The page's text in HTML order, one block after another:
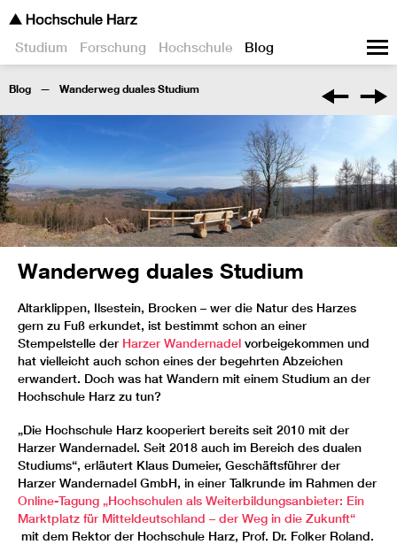
Studium Forschung Hochschule Blog
Blog Wanderweg duales Studium
Wanderweg duales Studium
Altarklippen, Ilsestein, Brocken – wer die Natur des Harzes
gern zu Fuß erkundet, ist bestimmt schon an einer
Stempelstelle der Harzer Wandernadel vorbeigekommen und
hat vielleicht auch schon eines der begehrten Abzeichen
erwandert. Doch was hat Wandern mit einem Studium an der
Hochschule Harz zu tun?
„Die Hochschule Harz kooperiert bereits seit 2010 mit der
Harzer Wandernadel. Seit 2018 auch im Bereich des dualen
Studiums“, erläutert Klaus Dumeier, Geschäftsführer der
Harzer Wandernadel GmbH, in einer Talkrunde im Rahmen der
Online-Tagung „Hochschulen als Weiterbildungsanbieter: Ein
Marktplatz für Mitteldeutschland – der Weg in die Zukunft“
mit dem Rektor der Hochschule Harz, Prof. Dr. Folker Roland.